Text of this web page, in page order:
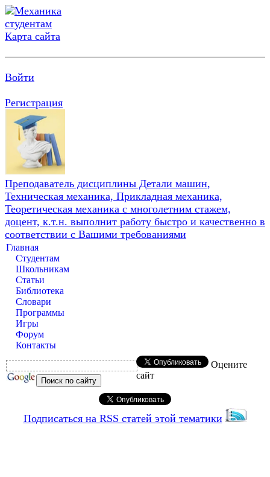
Карта сайта
Войти
Регистрация
Преподаватель дисциплины Детали машин,
Техническая механика, Прикладная механика,
Теоретическая механика с многолетним стажем,
доцент, к.т.н. выполнит работу быстро и качественно в
соответствии с Вашими требованиями
Главная
Студентам
Школьникам
Статьи
Библиотека
Словари
Программы
Игры
Форум
Контакты
Оцените
сайт
Подписаться на RSS статей этой тематики